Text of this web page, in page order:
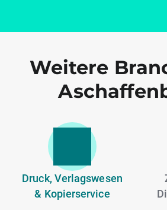
Weitere
Druck, Verlagswesen
& Kopierservice